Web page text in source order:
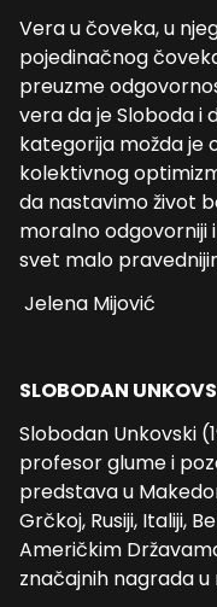
Vera u čoveka, u
pojedinačnog
preuzme
vera da je Sloboda i
kategorija možda je
kolektivnog
da nastavimo život
moralno odgovorniji
svet malo
Jelena Mijović
SLOBODAN
Slobodan Unkovski
profesor glume i
predstava u
Grčkoj, Rusiji, Italiji,
Američkim
značajnih nagrada u